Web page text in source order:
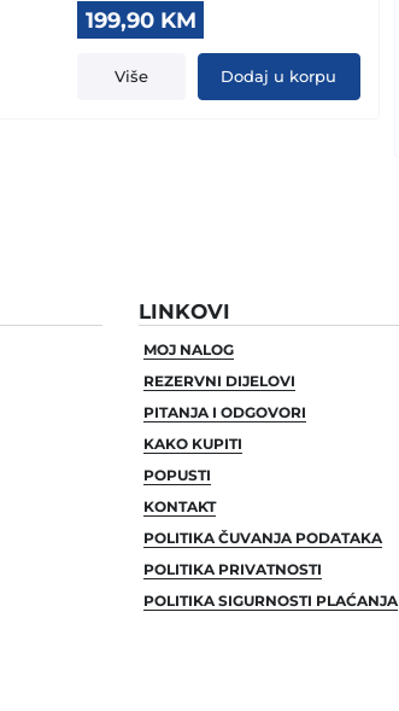
Original
price
was:
309,00 KM.
199,90 KM
price
is:
199,90 KM.
Više Dodaj u korpu
LINKOVI
MOJ NALOG
REZERVNI DIJELOVI
PITANJA I ODGOVORI
KAKO KUPITI
POPUSTI
KONTAKT
POLITIKA ČUVANJA PODATAKA
POLITIKA PRIVATNOSTI
POLITIKA SIGURNOSTI PLAĆANJA